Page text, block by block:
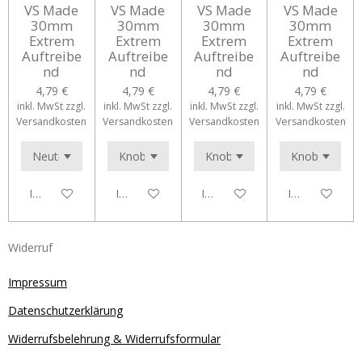
VS Made
30mm
Extrem
Auftreibe
nd
4,79 €
inkl. MwSt zzgl.
Versandkosten
In den Warenkorb
VS Made
30mm
Extrem
Auftreibe
nd
4,79 €
inkl. MwSt zzgl.
Versandkosten
In den Warenkorb
VS Made
30mm
Extrem
Auftreibe
nd
4,79 €
inkl. MwSt zzgl.
Versandkosten
In den Warenkorb
VS Made
30mm
Extrem
Auftreibe
nd
4,79 €
inkl. MwSt zzgl.
Versandkosten
In den
Widerruf
Impressum
Datenschutzerklärung
Widerrufsbelehrung & Widerrufsformular